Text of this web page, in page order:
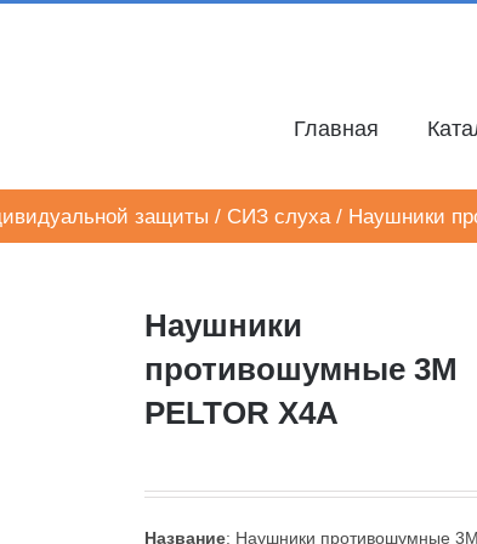
Главная
защиты / СИЗ слуха / Наушники
Наушники
противошумные 3M
PELTOR X4A
Название: Наушники противошумные